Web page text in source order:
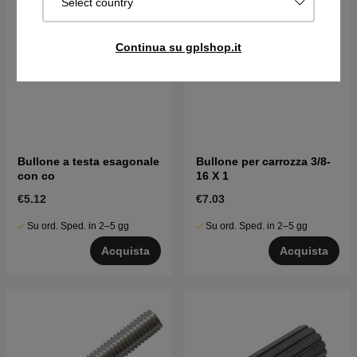
Continua su gplshop.it
Bullone a testa esagonale
con co
€5.12
Su ord. Sped. in 2–5 gg
Acquista
Bullone per carrozza 3/8-
16 X 1
€7.03
Su ord. Sped. in 2–5 gg
Acquista